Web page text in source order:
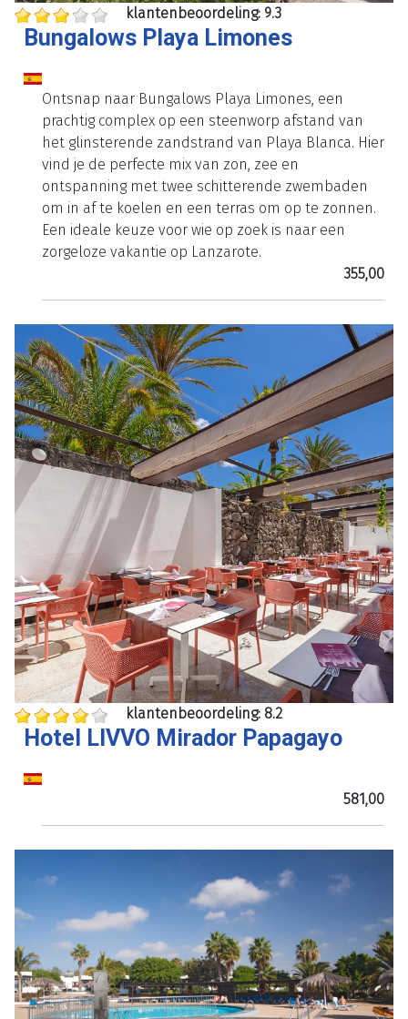
klantenbeoordeling: 9.3
Bungalows Playa Limones
Ontsnap naar Bungalows Playa Limones, een
prachtig complex op een steenworp afstand van
het glinsterende zandstrand van Playa Blanca. Hier
vind je de perfecte mix van zon, zee en
ontspanning met twee schitterende zwembaden
om in af te koelen en een terras om op te zonnen.
Een ideale keuze voor wie op zoek is naar een
zorgeloze vakantie op Lanzarote.
355,00
klantenbeoordeling: 8.2
Hotel LIVVO Mirador Papagayo
581,00